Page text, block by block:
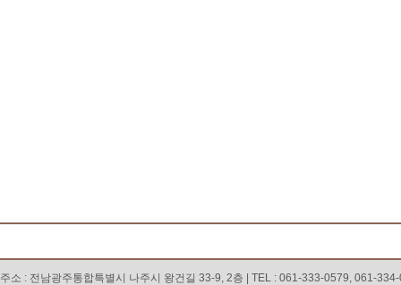
주소 : 전남광주통합특별시 나주시 왕건길 33-9, 2층 | TEL : 061-333-0579, 061-